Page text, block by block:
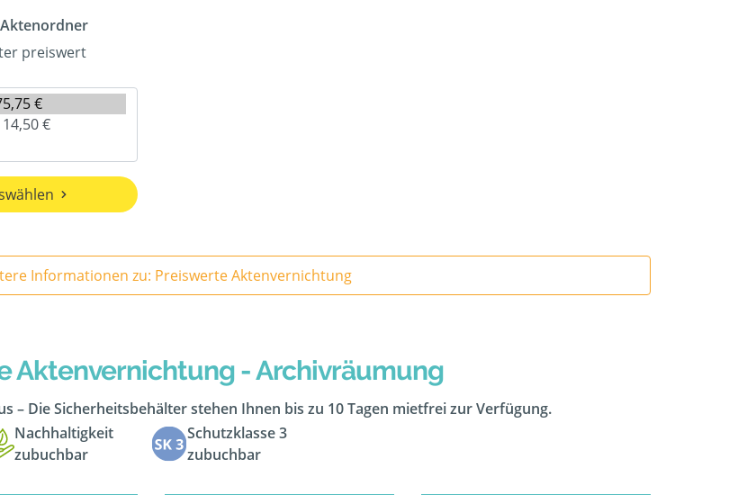
preiswert
Informationen zu: Preiswerte Aktenvernichtung
Aktenvernichtung - Archivräumung
– Die Sicherheitsbehälter stehen Ihnen bis zu 10 Tagen mietfrei zur Verfügung.
Nachhaltigkeit
zubuchbar
Schutzklasse 3
zubuchbar